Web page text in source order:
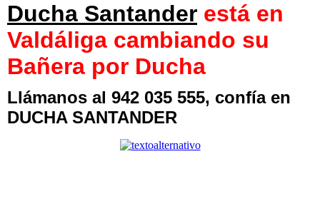
Ducha Santander está en
Valdáliga cambiando su
Bañera por Ducha
Llámanos al 942 035 555, confía en
DUCHA SANTANDER